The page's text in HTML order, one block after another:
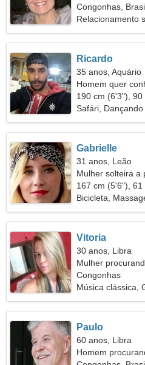
Congonhas,
Relacionamento
Ricardo
35 anos, Aquário
Homem quer
190 cm (6'3"),
Safári, Dançando
Gabrielle
31 anos, Leão
Mulher solteira a
167 cm (5'6"),
Bicicleta,
Vitoria
30 anos, Libra
Mulher
Congonhas
Música clássica,
Paulo
60 anos, Libra
Homem